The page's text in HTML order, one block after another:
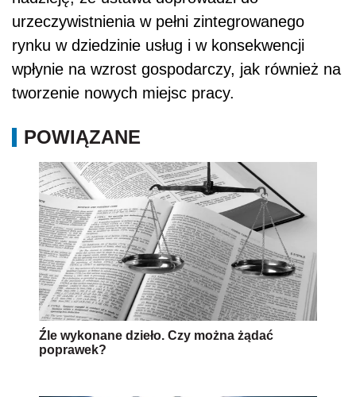
urzeczywistnienia w pełni zintegrowanego
rynku w dziedzinie usług i w konsekwencji
wpłynie na wzrost gospodarczy, jak również na
tworzenie nowych miejsc pracy.
POWIĄZANE
Źle wykonane dzieło. Czy można żądać
poprawek?